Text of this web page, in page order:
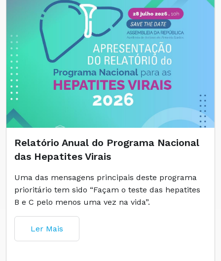
Relatório Anual do Programa Nacional
das Hepatites Virais
Uma das mensagens principais deste programa
prioritário tem sido “Façam o teste das hepatites
B e C pelo menos uma vez na vida”.
Ler Mais